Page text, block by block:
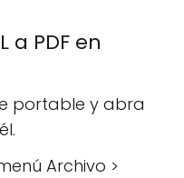
a PDF en
portable y abra
Archivo >